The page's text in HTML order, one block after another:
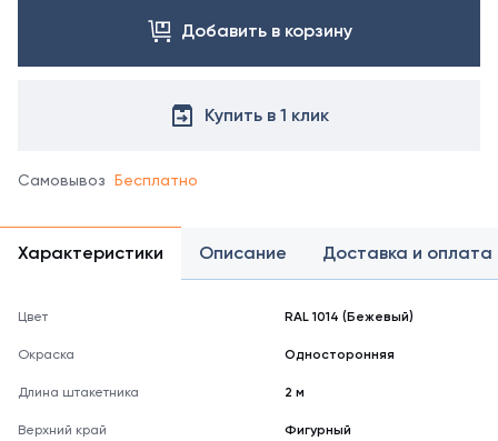
Добавить в корзину
Купить в 1 клик
Самовывоз Бесплатно
Характеристики Описание Доставка и оплата
Цвет RAL 1014 (Бежевый)
Окраска Односторонняя
Длина штакетника 2 м
Верхний край Фигурный